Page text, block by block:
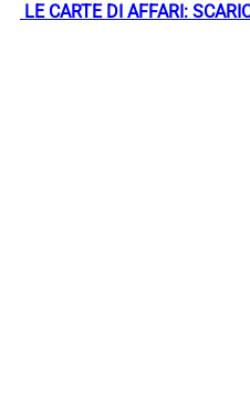
LE CARTE DI AFFARI: